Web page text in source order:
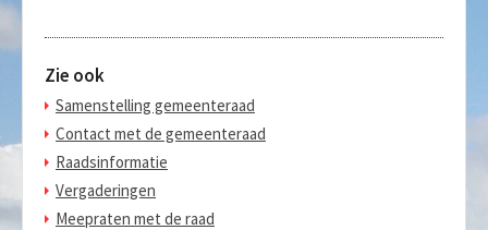
Zie ook
Samenstelling gemeenteraad
Contact met de gemeenteraad
Raadsinformatie
Vergaderingen
Meepraten met de raad